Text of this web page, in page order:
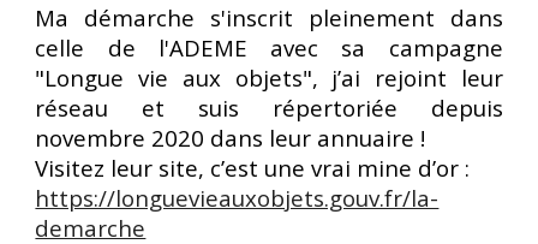
Ma démarche s'inscrit pleinement dans
celle de l'ADEME avec sa campagne
"Longue vie aux objets", j’ai rejoint leur
réseau et suis répertoriée depuis
novembre 2020 dans leur annuaire !
Visitez leur site, c’est une vrai mine d’or :
https://longuevieauxobjets.gouv.fr/la-
demarche